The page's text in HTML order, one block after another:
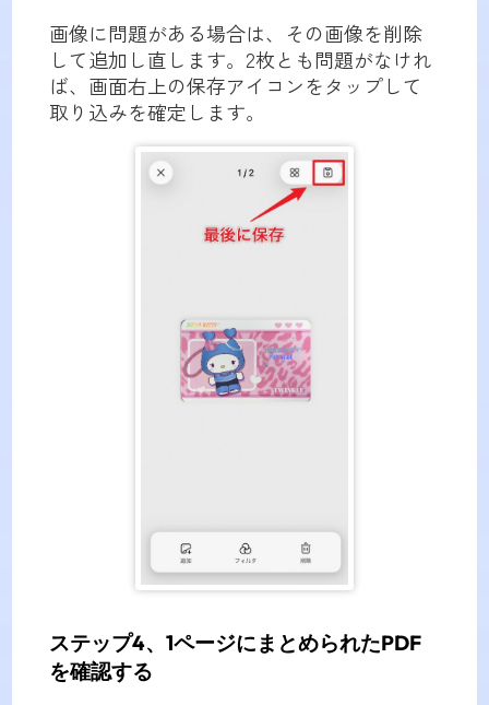
画像に問題がある場合は、その画像を削除
して追加し直します。2枚とも問題がなけれ
ば、画面右上の保存アイコンをタップして
取り込みを確定します。
ステップ4、1ページにまとめられたPDF
を確認する